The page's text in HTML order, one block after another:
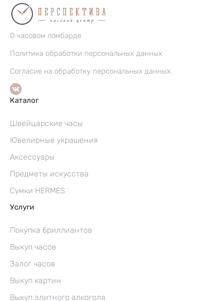
О часовом ломбарде
Политика обработки персональных данных
Согласие на обработку персональных данных
Каталог
Швейцарские часы
Ювелирные украшения
Аксессуары
Предметы искусства
Сумки HERMES
Услуги
Покупка бриллиантов
Выкуп часов
Залог часов
Выкуп картин
Выкуп элитного алкоголя